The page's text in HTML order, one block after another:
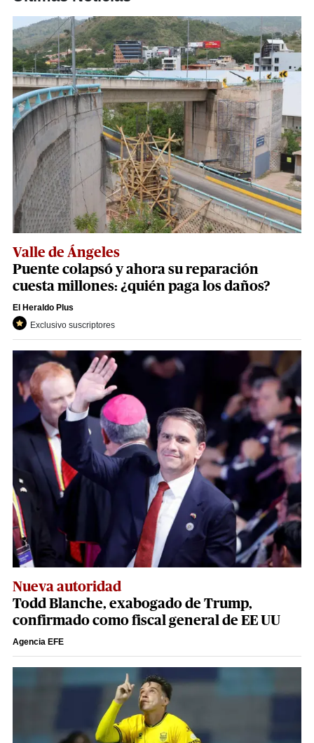
Valle de Ángeles
Puente colapsó y ahora su reparación
cuesta millones: ¿quién paga los daños?
El Heraldo Plus
Exclusivo suscriptores
Nueva autoridad
Todd Blanche, exabogado de Trump,
confirmado como fiscal general de EE UU
Agencia EFE